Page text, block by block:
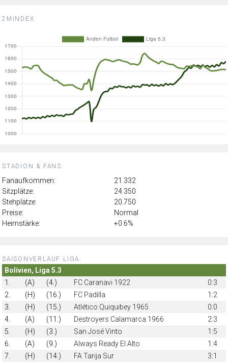
2MINDEX:
STADION & FANS:
Fanaufkommen:
21.332
Sitzplätze:
24.350
Stehplätze:
20.750
Preise:
Normal
Heimstärke:
+0.6%
SAISONVERLAUF LIGA:
Bolivien, Liga 5.3
1.
(A) (4.) FC Caranavi 1922
0:3
2.
(H) (16.) FC Padilla
1:2
3.
(H) (15.) Atlético Quiquibey 1965
0:0
4.
(A) (11.) Destroyers Calamarca 1966
2:3
5.
(H) (3.) San José Vinto
1:5
6.
(A) (9.) Always Ready El Alto
1:4
7.
(H) (14.) FA Tarija Sur
3:1